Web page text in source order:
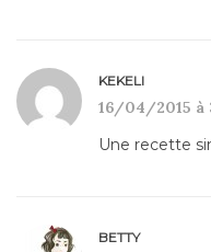
KEKELI
16/04/2015 à
Une recette
BETTY